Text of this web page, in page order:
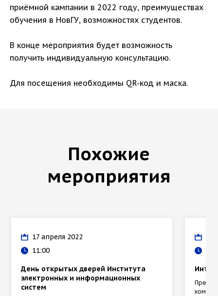
приёмной кампании в 2022 году, преимуществах
обучения в НовГУ, возможностях студентов.
В конце мероприятия будет возможность
получить индивидуальную консультацию.
Для посещения необходимы QR-код и маска.
Похожие
мероприятия
17 апреля 2022
11:00
День открытых дверей Института
электронных и информационных
систем